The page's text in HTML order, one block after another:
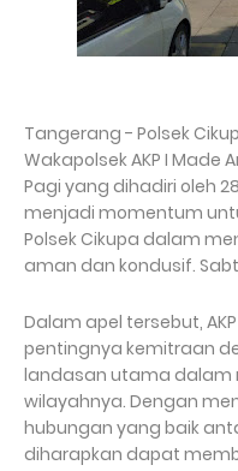
Tangerang - Polsek
Wakapolsek AKP I Made
Pagi yang dihadiri oleh
menjadi momentum
Polsek Cikupa dalam
aman dan kondusif.
Dalam apel tersebut,
pentingnya kemitraan
landasan utama dalam
wilayahnya. Dengan
hubungan yang baik
diharapkan dapat